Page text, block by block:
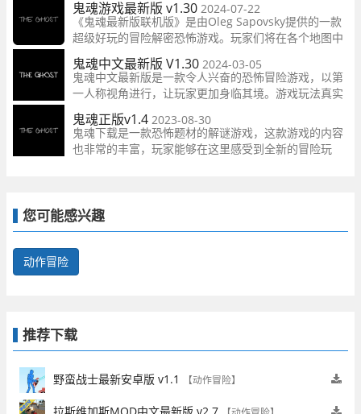
旋，解开所有的谜题，找到能够逃离的路线，体验惊悚
恐怖的逃亡之旅。
鬼魂游戏最新版 v1.30 2024-07-22
《鬼魂最新版联机版》是由Oleg Sapovsky提供的一款
超级好玩的冒险解密恐怖游戏。玩家们将在各个地图中
寻找生存逃离的线索。
鬼魂中文最新版 V1.30 2024-03-05
鬼魂中文最新版是一款令人兴奋的恐怖冒险游戏，以第
一人称视角进行，让玩家更加身临其境。游戏玩法真实
感极强，为玩家带来了强烈的恐怖氛围。同时，游戏的
剧情内容也非常丰富，可以提供更好的冒险体验。
鬼魂正版v1.4 2023-08-30
鬼魂下载是一款恐怖题材的解谜游戏，这款游戏的内容
也非常的丰富，玩家能够在这里感受到全新的冒险玩
您可能感兴趣
动作冒险
推荐下载
野蛮战士最新安卓版 v1.1 【动作冒险】